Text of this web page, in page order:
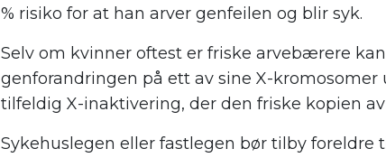
% risiko for at han arver genfeilen og blir syk.
Selv om kvinner oftest er friske arvebærere
genforandringen på ett av sine X-
tilfeldig X-inaktivering, der den friske kopien
Sykehuslegen eller fastlegen bør tilby foreldre